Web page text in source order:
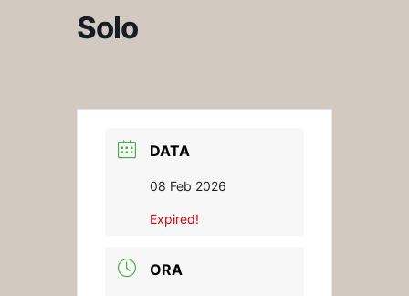
Solo
DATA
08 Feb 2026
Expired!
ORA